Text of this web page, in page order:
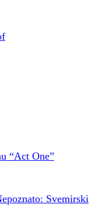
“Act One”
Svemirski